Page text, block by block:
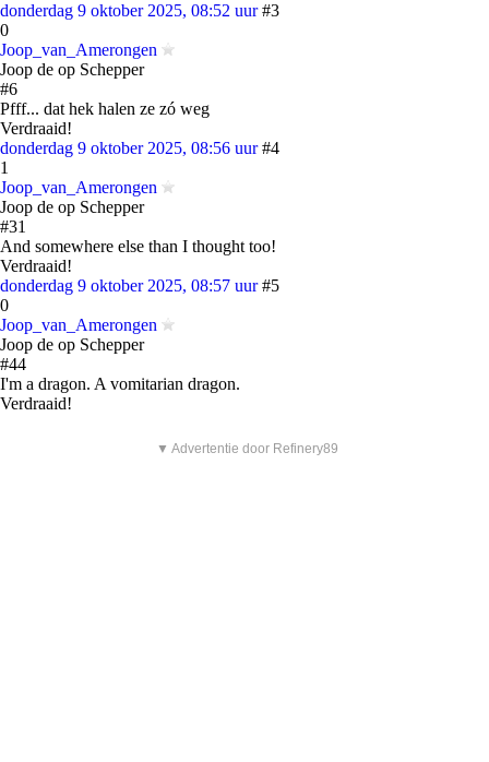
donderdag 9 oktober 2025, 08:52 uur #3
0
Joop_van_Amerongen
Joop de op Schepper
#6
Pfff... dat hek halen ze zó weg
Verdraaid!
donderdag 9 oktober 2025, 08:56 uur #4
1
Joop_van_Amerongen
Joop de op Schepper
#31
And somewhere else than I thought too!
Verdraaid!
donderdag 9 oktober 2025, 08:57 uur #5
0
Joop_van_Amerongen
Joop de op Schepper
#44
I'm a dragon. A vomitarian dragon.
Verdraaid!
▼ Advertentie door Refinery89